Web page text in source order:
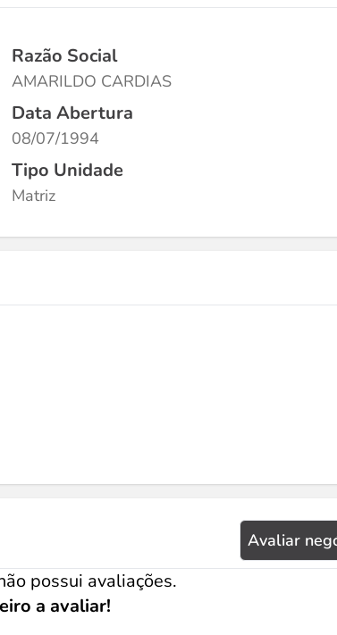
Razão Social
AMARILDO CARDIAS
Data Abertura
08/07/1994
Tipo Unidade
Matriz
Avaliar
possui avaliações.
a avaliar!